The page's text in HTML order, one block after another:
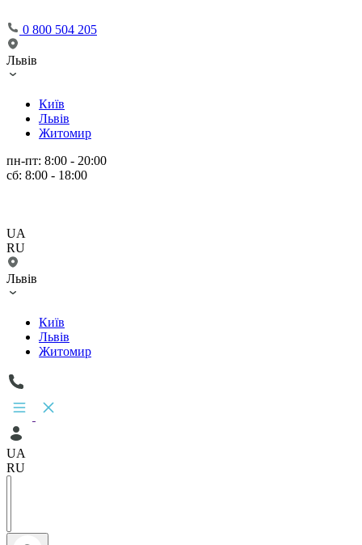
0 800 504 205
Львів
Київ
Львів
Житомир
пн-пт: 8:00 - 20:00
сб: 8:00 - 18:00
UA
RU
Львів
Київ
Львів
Житомир
UA
RU